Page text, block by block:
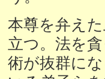
本尊を弁え
立つ。法を
術が抜群に